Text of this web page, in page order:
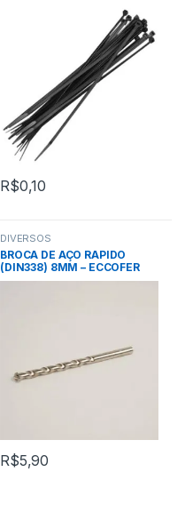
R$0,10
DIVERSOS
BROCA DE AÇO RAPIDO
(DIN338) 8MM – ECCOFER
R$5,90